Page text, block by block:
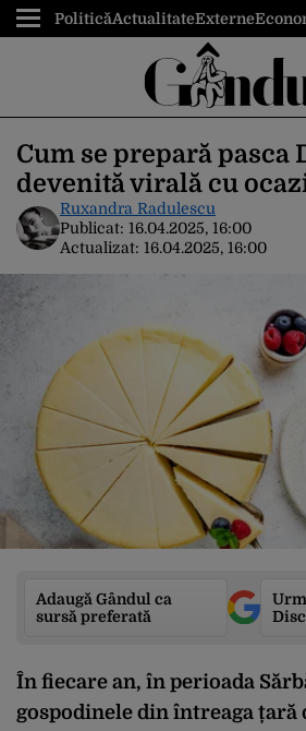
PoliticăActualitateExterne
Cum se prepară pasca
devenită virală cu
Ruxandra Radulescu
Publicat: 16.04.2025, 16:00
Actualizat: 16.04.2025, 16:00
Adaugă Gândul ca
sursă preferată
În fiecare an, în perioada
gospodinele din întreaga